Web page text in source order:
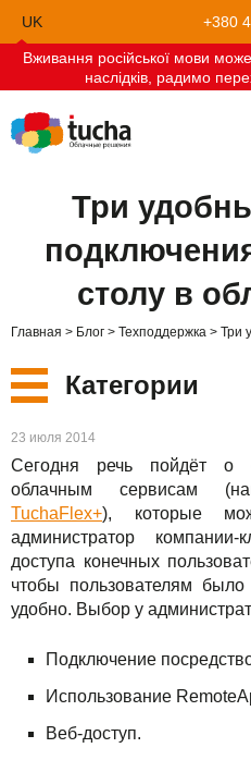
UK
EN
+380
Вживання російської мови
наслідків, радимо
TuchaBit+
TuchaMetal
TuchaBackup
TuchaHosting
TuchaSync
Облака для e-commerce
Хостинг сайтов-
Удаленный офис
Реселінг хостингу
Стать партнёром
Отзывы
Компания
Карьера
Контакты
Три
столу в
Главная Блог Техподдержка Три
Категории
Новые
Сервисы
Решения
Для бизнеса
Инструкции
FAQ
23 июля 2014
Сегодня речь пойдёт о
облачным сервисам
TuchaFlex+), которые
администратор
доступа конечных
чтобы пользователям
удобно. Выбор у
Подключение
Использование
Веб-доступ.